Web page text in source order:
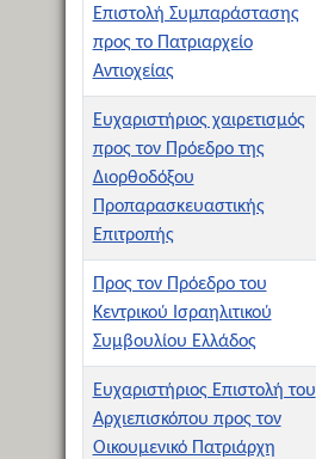
Επιστολή Συμπαράστασης
προς το Πατριαρχείο
Αντιοχείας
Ευχαριστήριος χαιρετισμός
προς τον Πρόεδρο της
Διορθοδόξου
Προπαρασκευαστικής
Επιτροπής
Προς τον Πρόεδρο του
Κεντρικού Ισραηλιτικού
Συμβουλίου Ελλάδος
Ευχαριστήριος Επιστολή του
Αρχιεπισκόπου προς τον
Οικουμενικό Πατριάρχη